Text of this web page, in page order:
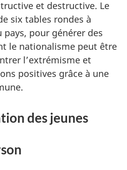
et destructive. Le
six tables rondes à
pour générer des
le nationalisme peut être
l’extrémisme et
positives grâce à une
des jeunes